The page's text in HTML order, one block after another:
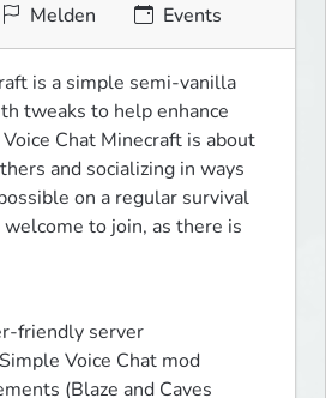
Melden Events
is a simple semi-vanilla
tweaks to help enhance
Chat Minecraft is about
and socializing in ways
on a regular survival
to join, as there is
friendly server
Voice Chat mod
(Blaze and Caves